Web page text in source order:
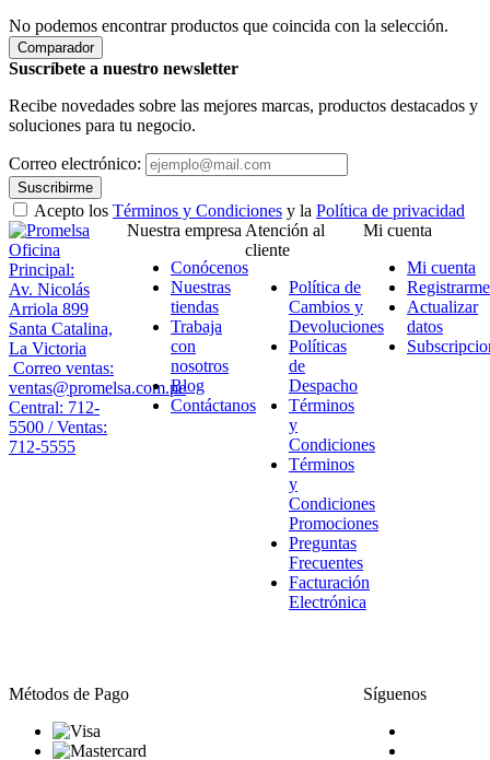
No podemos encontrar productos que coincida con la selección.
Comparador
Suscríbete a nuestro newsletter
Recibe novedades sobre las mejores marcas, productos destacados y
soluciones para tu negocio.
Correo electrónico:
Suscribirme
Acepto los Términos y Condiciones y la Política de privacidad
Oficina
Principal:
Av. Nicolás
Arriola 899
Santa Catalina,
La Victoria
Correo ventas:
ventas@promelsa.com.pe
Central: 712-
5500 / Ventas:
712-5555
Nuestra empresa
Conócenos
Nuestras
tiendas
Trabaja
con
nosotros
Blog
Contáctanos
Atención al
cliente
Política de
Cambios y
Devoluciones
Políticas
de
Despacho
Términos
y
Condiciones
Términos
y
Condiciones
Promociones
Preguntas
Frecuentes
Facturación
Electrónica
Mi cuenta
Mi cuenta
Registrarme
Actualizar
datos
Métodos de Pago Síguenos